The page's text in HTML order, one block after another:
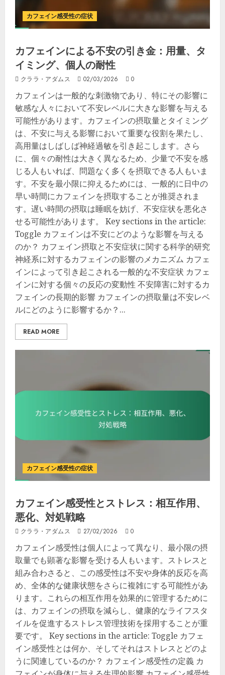
カフェイン感受性の症状
カフェインによる不安の引き金：用量、タ
イミング、個人の耐性
クララ・アダムス 02/03/2026 0
カフェインは一般的な刺激物であり、特にその影響に
敏感な人々において不安レベルに大きな影響を与える
可能性があります。カフェインの摂取量とタイミング
は、不安に与える影響において重要な役割を果たし、
高用量はしばしば神経過敏を引き起こします。さら
に、個々の耐性は大きく異なるため、少量で不安を感
じる人もいれば、問題なく多くを摂取できる人もいま
す。不安を最小限に抑えるためには、一般的に日中の
早い時間にカフェインを摂取することが推奨されま
す。遅い時間の摂取は睡眠を妨げ、不安症状を悪化さ
せる可能性があります。 Key sections in the article:
Toggle カフェインは不安にどのような影響を与える
のか？ カフェイン摂取と不安症状に関する科学的研究
神経系に対するカフェインの影響のメカニズム カフェ
インによって引き起こされる一般的な不安症状 カフェ
インに対する個々の反応の変動性 不安障害に対するカ
フェインの長期的影響 カフェインの摂取量は不安レベ
ルにどのように影響するか？...
READ MORE
カフェイン感受性の症状
カフェイン感受性とストレス：相互作用、
悪化、対処戦略
クララ・アダムス 27/02/2026 0
カフェイン感受性は個人によって異なり、最小限の摂
取量でも顕著な影響を受ける人もいます。ストレスと
組み合わさると、この感受性は不安や身体的反応を高
め、全体的な健康状態をさらに複雑にする可能性があ
ります。これらの相互作用を効果的に管理するために
は、カフェインの摂取を減らし、健康的なライフスタ
イルを促進するストレス管理技術を採用することが重
要です。 Key sections in the article: Toggle カフェ
イン感受性とは何か、そしてそれはストレスとどのよ
うに関連しているのか？ カフェイン感受性の定義 カ